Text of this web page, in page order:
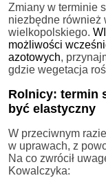
Zmiany w terminie
niezbędne również
wielkopolskiego.
możliwości
azotowych,
gdzie wegetacja
Rolnicy: termin
być elastyczny
W przeciwnym
w uprawach, z
Na co zwrócił
Kowalczyka: